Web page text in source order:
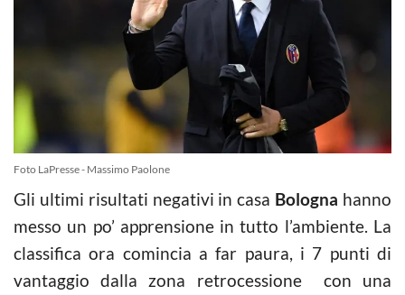
Foto LaPresse - Massimo Paolone
Gli ultimi risultati negativi in casa Bologna hanno
messo un po’ apprensione in tutto l’ambiente. La
classifica ora comincia a far paura, i 7 punti di
vantaggio dalla zona retrocessione con una